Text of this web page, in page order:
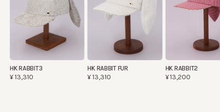
HK RABBIT3
¥13,310
HK RABBIT FUR
¥13,310
HK RABBIT2
¥13,200